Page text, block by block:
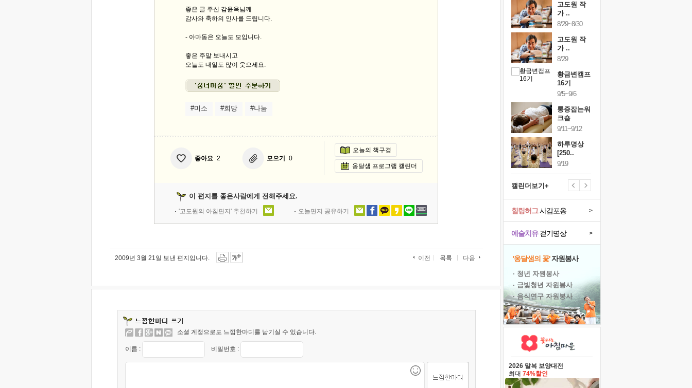
좋은 글 주신 감윤옥님께
감사와 축하의 인사를 드립니다.
- 아마동은 오늘도 모입니다.
좋은 주말 보내시고
오늘도 내일도 많이 웃으세요.
#미소 #희망 #나눔
좋아요 2 모으기 0
오늘의 책구경
옹달샘 프로그램 캘린더
이 편지를 좋은사람에게 전해주세요.
'고도원의 아침편지' 추천하기 오늘편지 공유하기
2009년 3월 21일 보낸 편지입니다. 이전 목록 다음
소셜 계정으로도 느낌한마디를 남기실 수 있습니다.
이름 : 비밀번호 :
고도원 작
가 ..
8/29~8/30
고도원 작
가 ..
8/29
황금변캠프
16기
9/5~9/6
통증잡는워
크숍
9/11~9/12
하루명상
[250..
9/19
캘린더보기+
예술치유걷기명상 >
힐링허그사감포옹 >
'옹달샘의 꽃'자원봉사
· 청년 자원봉사
· 금빛청년 자원봉사
· 음식연구 자원봉사
2026 말복 보양대전
최대 74%할인